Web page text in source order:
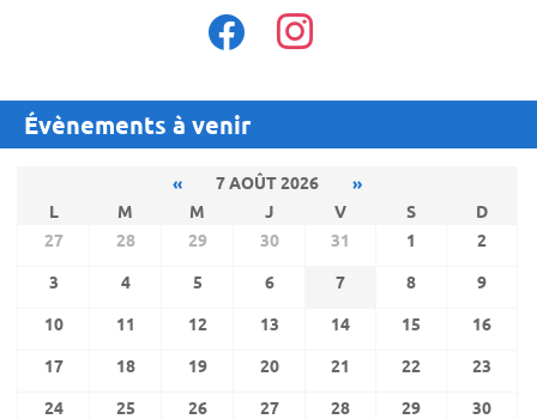
facebook instagram
Évènements à venir
« 7 AOÛT 2026
»
L
M M J V S
D
27
28 29 30 31 1
2
3
4 5 6 7 8
9
10
11 12 13 14 15
16
17
18 19 20 21 22
23
24
25 26 27 28 29
30